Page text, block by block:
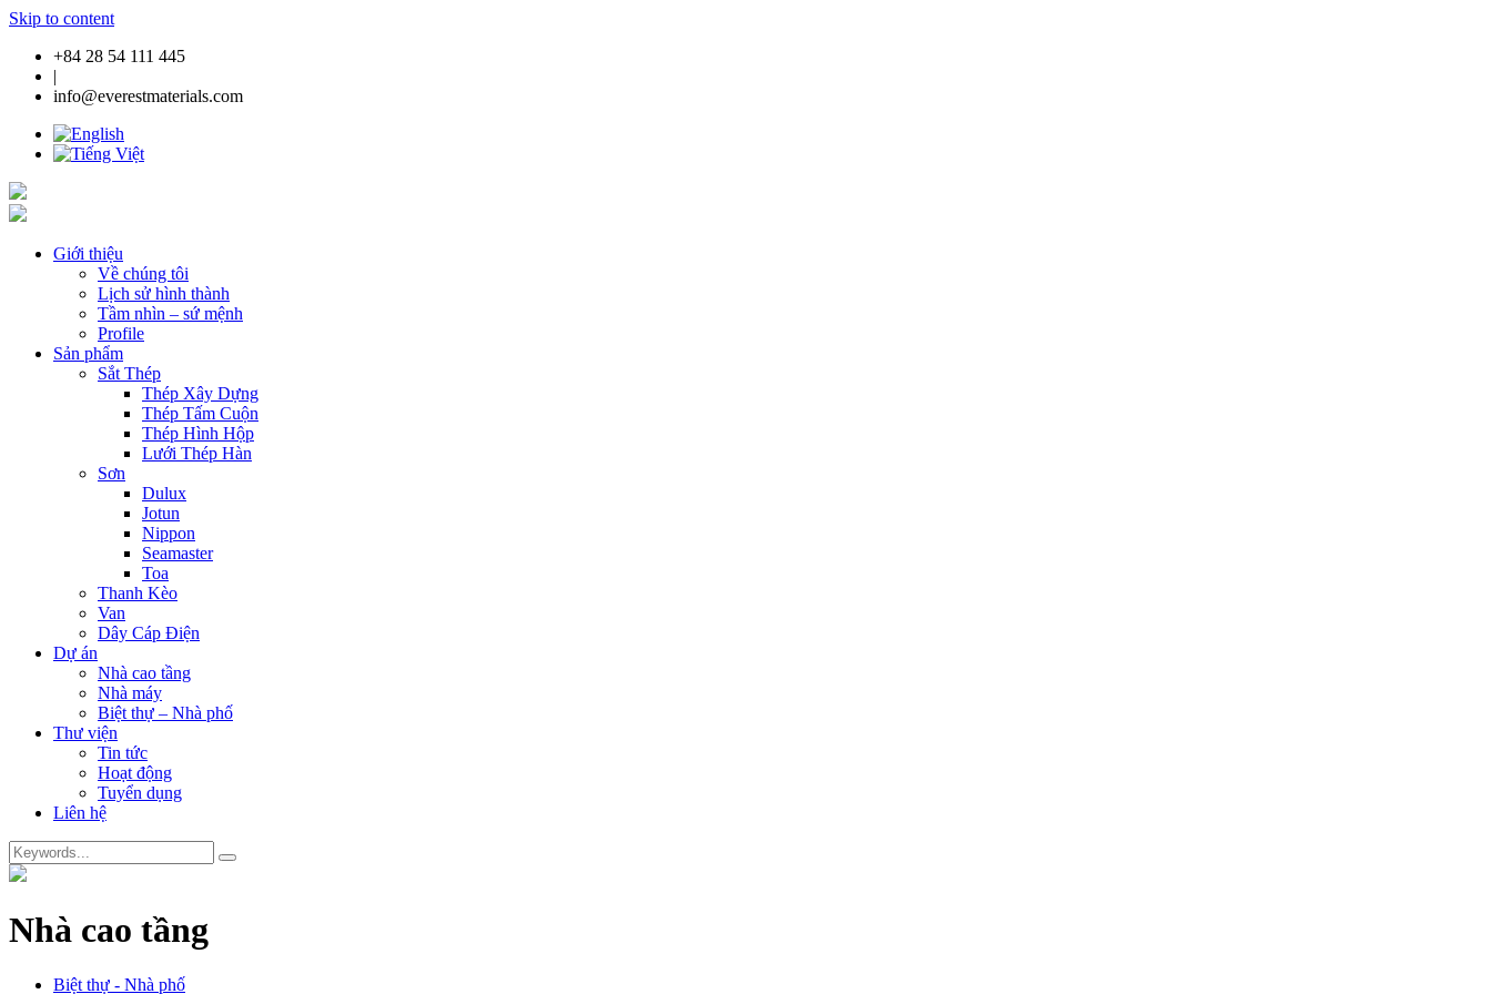
Skip to content
+84 28 54 111 445
|
info@everestmaterials.com
Giới thiệu
Về chúng tôi
Lịch sử hình thành
Tầm nhìn – sứ mệnh
Profile
Sản phẩm
Sắt Thép
Thép Xây Dựng
Thép Tấm Cuộn
Thép Hình Hộp
Lưới Thép Hàn
Sơn
Dulux
Jotun
Nippon
Seamaster
Toa
Thanh Kèo
Van
Dây Cáp Điện
Dự án
Nhà cao tầng
Nhà máy
Biệt thự – Nhà phố
Thư viện
Tin tức
Hoạt động
Tuyển dụng
Liên hệ
Nhà cao tầng
Biệt thự - Nhà phố